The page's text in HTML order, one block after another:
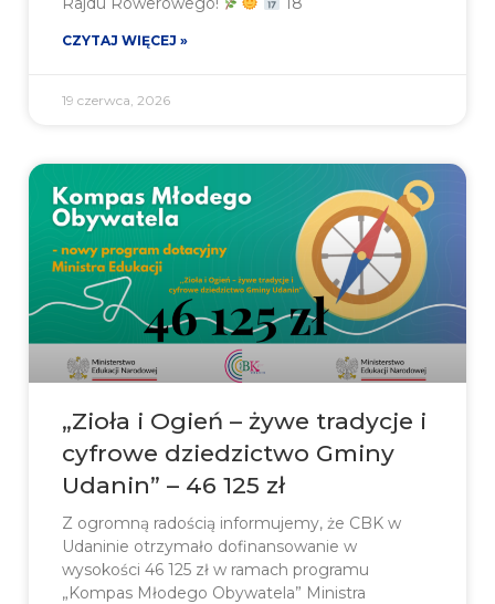
CZYTAJ WIĘCEJ »
19 czerwca, 2026
„Zioła i Ogień – żywe tradycje i
cyfrowe dziedzictwo Gminy
Udanin” – 46 125 zł
Z ogromną radością informujemy, że CBK w
Udaninie otrzymało dofinansowanie w
wysokości 46 125 zł w ramach programu
„Kompas Młodego Obywatela” Ministra